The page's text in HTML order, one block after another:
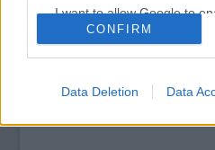
I want to allow Google to
related to functionality of
related to personalization.
I want to allow Google to
CONFIRM
Data Deletion Data